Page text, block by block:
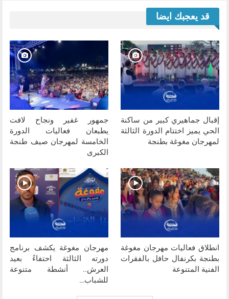
قد يعجبك ايضا
إقبال جماهيري كبير من ساكنة
الحي يميز اختتام الدورة الثالثة
لمهرجان مغوغة بطنجة
جمهور غفير ونجاح لافت
يطبعان فعاليات الدورة
الخامسة لمهرجان صيف طنجة
الكبرى
انطلاق فعاليات مهرجان مغوغة
بطنجة بكرنفال حافل بالفقرات
الفنية المتنوعة
مهرجان مغوغة يكشف برنامج
دورته الثالثة احتفاءً بعيد
العرش.. أنشطة متنوعة
للشباب…